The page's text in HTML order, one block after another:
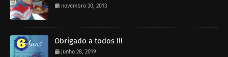
novembro 30, 2013
Obrigado a todos !!!
junho 28, 2019